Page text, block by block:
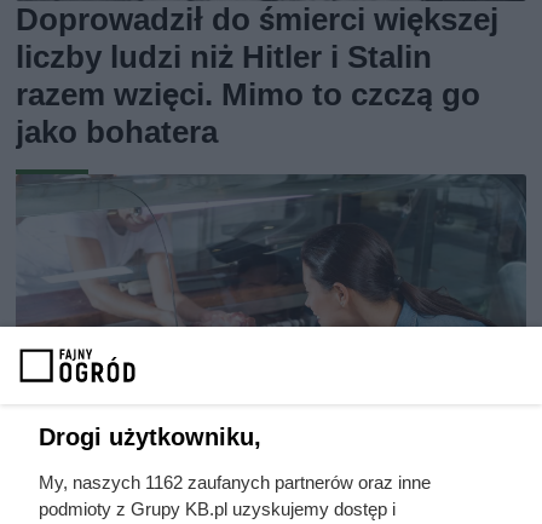
Doprowadził do śmierci większej
liczby ludzi niż Hitler i Stalin
razem wzięci. Mimo to czczą go
jako bohatera
Drogi użytkowniku,
My, naszych 1162 zaufanych partnerów oraz inne
podmioty z Grupy KB.pl uzyskujemy dostęp i